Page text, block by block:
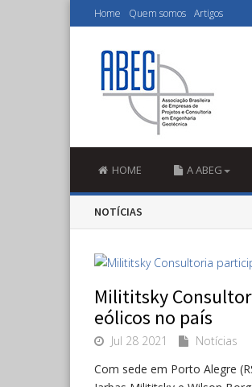
Home Quem somos Artigos
HOME A ABEG
NOTÍCIAS
Milititsky
eólicos no país
Jul 28 2021
Notícias
Com sede em Porto Alegre